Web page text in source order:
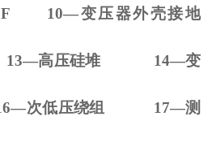
F 10—变压器外壳接地
—高压硅堆 14—变
—次低压绕组 17—测